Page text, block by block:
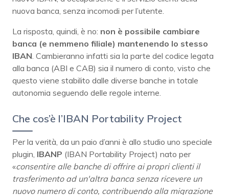
nuova banca, senza incomodi per l’utente.
La risposta, quindi, è no: non è possibile cambiare
banca (e nemmeno filiale) mantenendo lo stesso
IBAN . Cambieranno infatti sia la parte del codice legata
alla banca (ABI e CAB) sia il numero di conto, visto che
questo viene stabilito dalle diverse banche in totale
autonomia seguendo delle regole interne.
Che cos’è l’IBAN Portability Project
Per la verità, da un paio d’anni è allo studio uno speciale
plugin, IBANP (IBAN Portability Project) nato per
«consentire alle banche di offrire ai propri clienti il
trasferimento ad un'altra banca senza ricevere un
nuovo numero di conto, contribuendo alla migrazione